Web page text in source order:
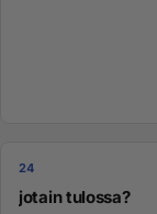
24
jotain tulossa?